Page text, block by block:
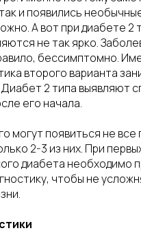
и появились
А вот при диабете 2
не так ярко.
бессимптомно.
второго варианта
2 типа выявляют
его начала.
могут появиться не все
2-3 из них. При
диабета необходимо
чтобы не